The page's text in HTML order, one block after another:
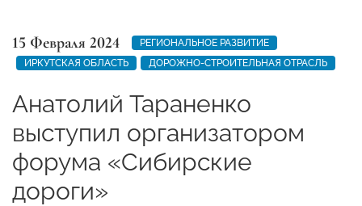
15 Февраля 2024
РЕГИОНАЛЬНОЕ РАЗВИТИЕ
ИРКУТСКАЯ ОБЛАСТЬ
ДОРОЖНО-СТРОИТЕЛЬНАЯ ОТРАСЛЬ
Анатолий Тараненко
выступил организатором
форума «Сибирские
дороги»